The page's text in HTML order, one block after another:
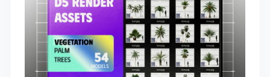
Giải thưởng
Đồ án